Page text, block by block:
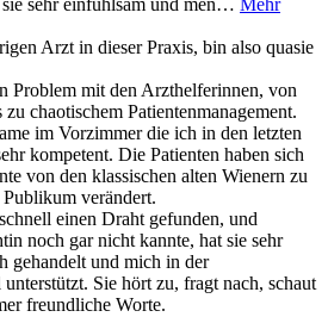
sehr einfühlsam und men… Mehr
Arzt in dieser Praxis, bin also quasie
Problem mit den Arzthelferinnen, von
chaotischem Patientenmanagement.
im Vorzimmer die ich in den letzten
kompetent. Die Patienten haben sich
von den klassischen alten Wienern zu
verändert.
einen Draht gefunden, und
noch gar nicht kannte, hat sie sehr
gehandelt und mich in der
Sie hört zu, fragt nach, schaut
freundliche Worte.